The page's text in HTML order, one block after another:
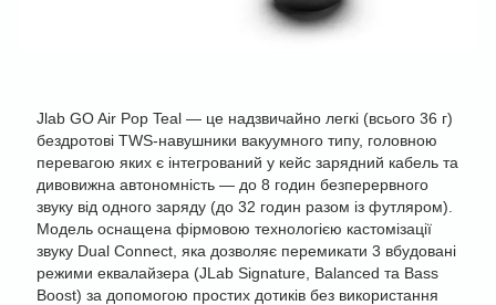
Jlab GO Air Pop Teal — це надзвичайно легкі (всього 36 г)
бездротові TWS-навушники вакуумного типу, головною
перевагою яких є інтегрований у кейс зарядний кабель та
дивовижна автономність — до 8 годин безперервного
звуку від одного заряду (до 32 годин разом із футляром).
Модель оснащена фірмовою технологією кастомізації
звуку Dual Connect, яка дозволяє перемикати 3 вбудовані
режими еквалайзера (JLab Signature, Balanced та Bass
Boost) за допомогою простих дотиків без використання